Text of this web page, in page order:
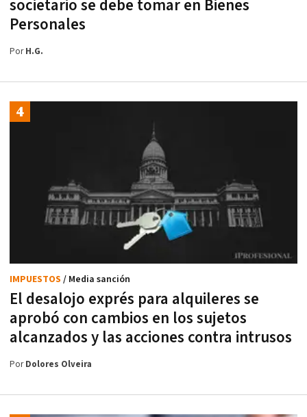
societario se debe tomar en Bienes
Personales
PorH.G.
El desalojo exprés para alquileres se
aprobó con cambios en los sujetos
alcanzados y las acciones contra intrusos
IMPUESTOS / Media sanción
PorDolores Olveira